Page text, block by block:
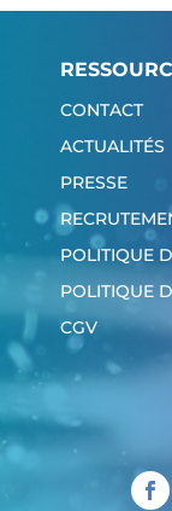
CONTACT
ACTUALITÉS
PRESSE
POLITIQUE
POLITIQUE
CGV